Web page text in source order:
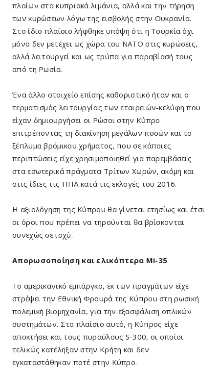
πλοίων στα κυπριακά λιμάνια, αλλά και την τήρηση
των κυρώσεων λόγω της εισβολής στην Ουκρανία.
Στο ίδιο πλαίσιο λήφθηκε υπόψη ότι η Τουρκία όχι
μόνο δεν μετέχει ως χώρα του ΝΑΤΟ στις κυρώσεις,
αλλά λειτουργεί και ως τρύπα για παραβίασή τους
από τη Ρωσία.
Ένα άλλο στοιχείο επίσης καθοριστικό ήταν και ο
τερματισμός λειτουργίας των εταιρειών-κελύφη που
είχαν δημιουργήσει οι Ρώσοι στην Κύπρο
επιτρέποντας τη διακίνηση μεγάλων ποσών και το
ξέπλυμα βρόμικου χρήματος, που σε κάποιες
περιπτώσεις είχε χρησιμοποιηθεί για παρεμβάσεις
στα εσωτερικά πράγματα Τρίτων Χωρών, ακόμη και
στις ίδιες τις ΗΠΑ κατά τις εκλογές του 2016.
Η αξιολόγηση της Κύπρου θα γίνεται ετησίως και έτσι
οι όροι που πρέπει να τηρούνται θα βρίσκονται
συνεχώς σε ισχύ.
Απορωσοποίηση και ελικόπτερα Mi-35
Το αμερικανικό εμπάργκο, εκ των πραγμάτων είχε
στρέψει την Εθνική Φρουρά της Κύπρου στη ρωσική
πολεμική βιομηχανία, για την εξασφάλιση οπλικών
συστημάτων. Στο πλαίσιο αυτό, η Κύπρος είχε
αποκτήσει και τους πυραύλους S-300, οι οποίοι
τελικώς κατέληξαν στην Κρήτη και δεν
εγκαταστάθηκαν ποτέ στην Κύπρο.